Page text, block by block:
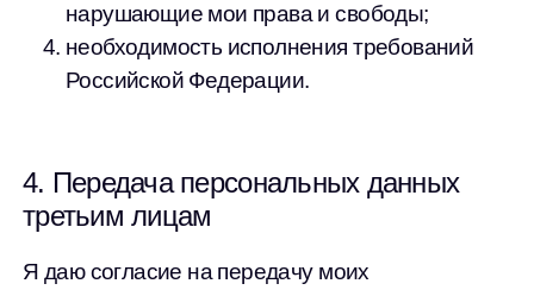
нарушающие мои права и свободы;
необходимость исполнения требований
Российской Федерации.
4. Передача персональных данных
третьим лицам
Я даю согласие на передачу моих